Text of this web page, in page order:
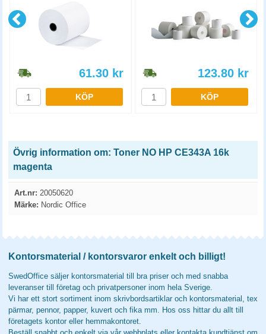
61.30 kr
KÖP
123.80 kr
KÖP
Övrig information om: Toner NO HP CE343A 16k
magenta
Art.nr: 20050620
Märke: Nordic Office
Kontorsmaterial / kontorsvaror enkelt och billigt!
SwedOffice säljer kontorsmaterial till bra priser och med snabba
leveranser till företag och privatpersoner inom hela Sverige.
Vi har ett stort sortiment inom skrivbordsartiklar och kontorsmaterial, tex
pärmar, pennor, papper, kuvert och fika mm. Hos oss hittar du allt till
företagets kontor eller hemmakontoret.